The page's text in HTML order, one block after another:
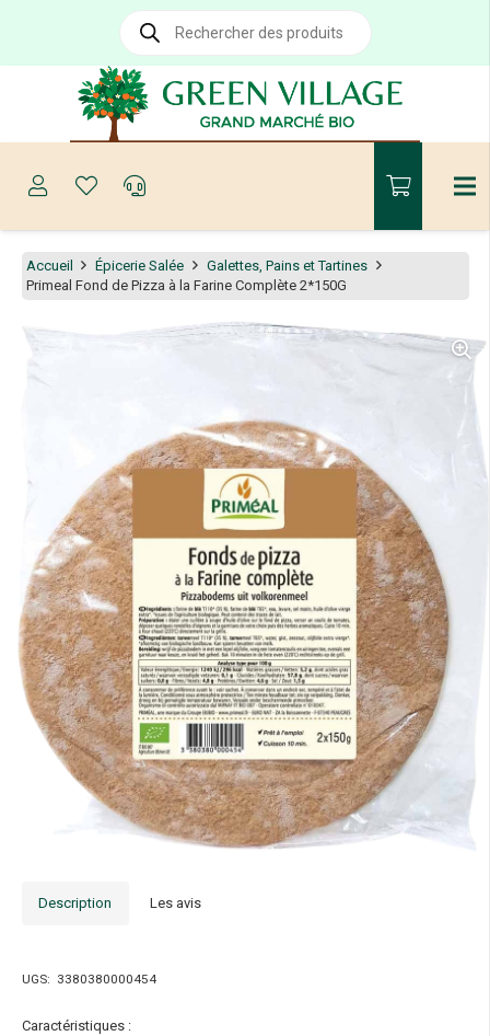
Recherche
produits
Accueil Épicerie Salée
Galettes, Pains et Tartines
Primeal Fond de Pizza à la Farine Complète 2*150G
Description Les avis
UGS: 3380380000454
Caractéristiques :